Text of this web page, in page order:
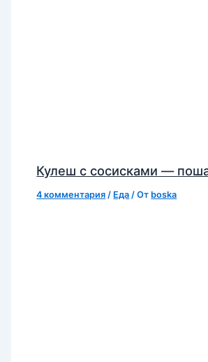
Кулеш с сосисками —
4 комментария / Еда / От boska